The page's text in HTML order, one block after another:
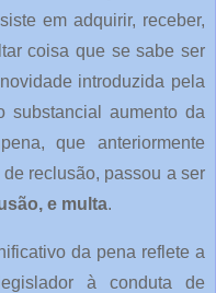
em adquirir, receber,
coisa que se sabe ser
introduzida pela
substancial aumento da
que anteriormente
reclusão, passou a ser
e multa.
da pena reflete a
à conduta de